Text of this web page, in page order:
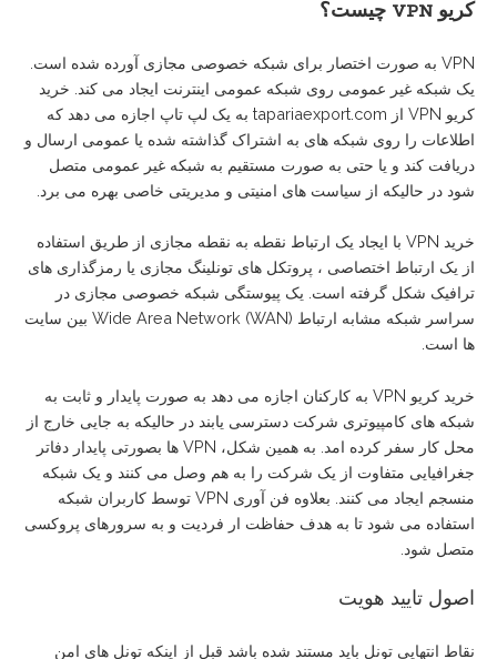
کریو VPN چیست؟
VPN به صورت اختصار برای شبکه خصوصی مجازی آورده شده است.
یک شبکه غیر عمومی روی شبکه عمومی اینترنت ایجاد می کند. خرید
کریو VPN از tapariaexport.com به یک لپ تاپ اجازه می دهد که
اطلاعات را روی شبکه های به اشتراک گذاشته شده یا عمومی ارسال و
دریافت کند و یا حتی به صورت مستقیم به شبکه غیر عمومی متصل
شود در حالیکه از سیاست های امنیتی و مدیریتی خاصی بهره می برد.
خرید VPN با ایجاد یک ارتباط نقطه به نقطه مجازی از طریق استفاده
از یک ارتباط اختصاصی ، پروتکل های تونلینگ مجازی یا رمزگذاری های
ترافیک شکل گرفته است. یک پیوستگی شبکه خصوصی مجازی در
سراسر شبکه مشابه ارتباط (Wide Area Network (WAN بین سایت
ها است.
خرید کریو VPN به کارکنان اجازه می دهد به صورت پایدار و ثابت به
شبکه های کامپیوتری شرکت دسترسی یابند در حالیکه به جایی خارج از
محل کار سفر کرده امد. به همین شکل، VPN ها بصورتی پایدار دفاتر
جغرافیایی متفاوت از یک شرکت را به هم وصل می کنند و یک شبکه
منسجم ایجاد می کنند. بعلاوه فن آوری VPN توسط کاربران شبکه
استفاده می شود تا به هدف حفاظت ار فردیت و به سرورهای پروکسی
متصل شود.
اصول تایید هویت
نقاط انتهایی تونل باید مستند شده باشد قبل از اینکه تونل های امن